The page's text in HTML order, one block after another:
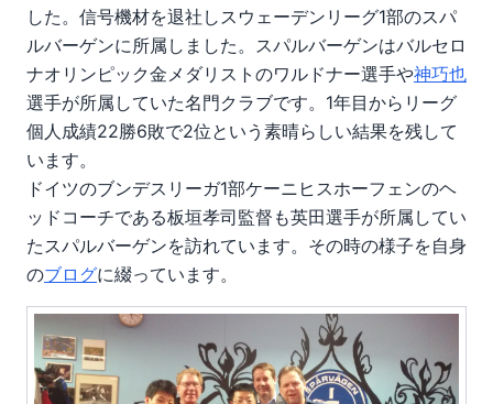
した。信号機材を退社しスウェーデンリーグ1部のスパ
ルバーゲンに所属しました。スパルバーゲンはバルセロ
ナオリンピック金メダリストのワルドナー選手や神巧也
選手が所属していた名門クラブです。1年目からリーグ
個人成績22勝6敗で2位という素晴らしい結果を残して
います。
ドイツのブンデスリーガ1部ケーニヒスホーフェンのヘ
ッドコーチである板垣孝司監督も英田選手が所属してい
たスパルバーゲンを訪れています。その時の様子を自身
のブログに綴っています。